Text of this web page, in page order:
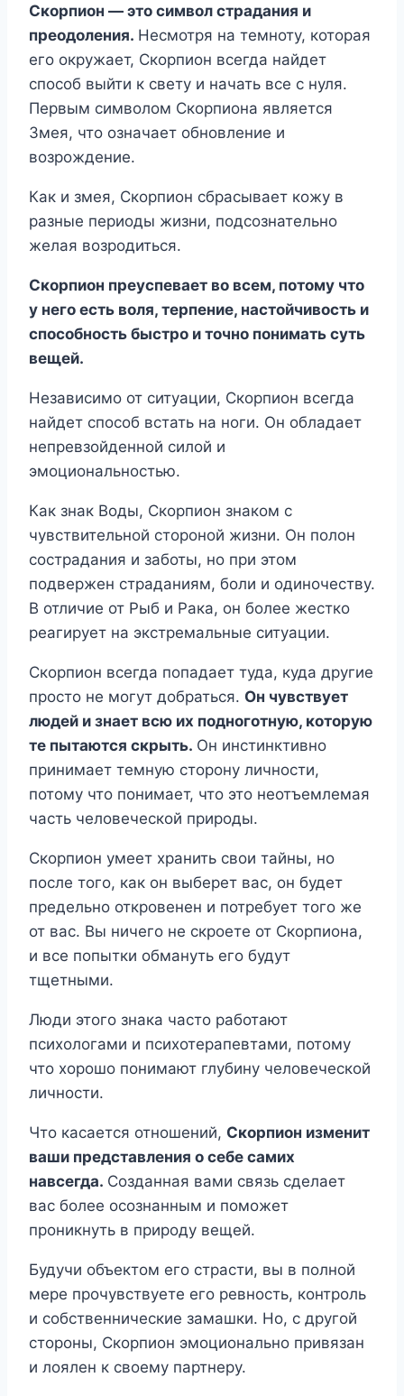
Скорпион — это символ страдания и
преодоления. Несмотря на темноту, которая
его окружает, Скорпион всегда найдет
способ выйти к свету и начать все с нуля.
Первым символом Скорпиона является
Змея, что означает обновление и
возрождение.
Как и змея, Скорпион сбрасывает кожу в
разные периоды жизни, подсознательно
желая возродиться.
Скорпион преуспевает во всем, потому что
у него есть воля, терпение, настойчивость и
способность быстро и точно понимать суть
вещей.
Независимо от ситуации, Скорпион всегда
найдет способ встать на ноги. Он обладает
непревзойденной силой и
эмоциональностью.
Как знак Воды, Скорпион знаком с
чувствительной стороной жизни. Он полон
сострадания и заботы, но при этом
подвержен страданиям, боли и одиночеству.
В отличие от Рыб и Рака, он более жестко
реагирует на экстремальные ситуации.
Скорпион всегда попадает туда, куда другие
просто не могут добраться. Он чувствует
людей и знает всю их подноготную, которую
те пытаются скрыть. Он инстинктивно
принимает темную сторону личности,
потому что понимает, что это неотъемлемая
часть человеческой природы.
Скорпион умеет хранить свои тайны, но
после того, как он выберет вас, он будет
предельно откровенен и потребует того же
от вас. Вы ничего не скроете от Скорпиона,
и все попытки обмануть его будут
тщетными.
Люди этого знака часто работают
психологами и психотерапевтами, потому
что хорошо понимают глубину человеческой
личности.
Что касается отношений, Скорпион изменит
ваши представления о себе самих
навсегда. Созданная вами связь сделает
вас более осознанным и поможет
проникнуть в природу вещей.
Будучи объектом его страсти, вы в полной
мере прочувствуете его ревность, контроль
и собственнические замашки. Но, с другой
стороны, Скорпион эмоционально привязан
и лоялен к своему партнеру.